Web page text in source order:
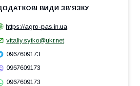
https://agro-pas.in.ua
vitaliy.sytko@ukr.net
0967609173
0967609173
0967609173